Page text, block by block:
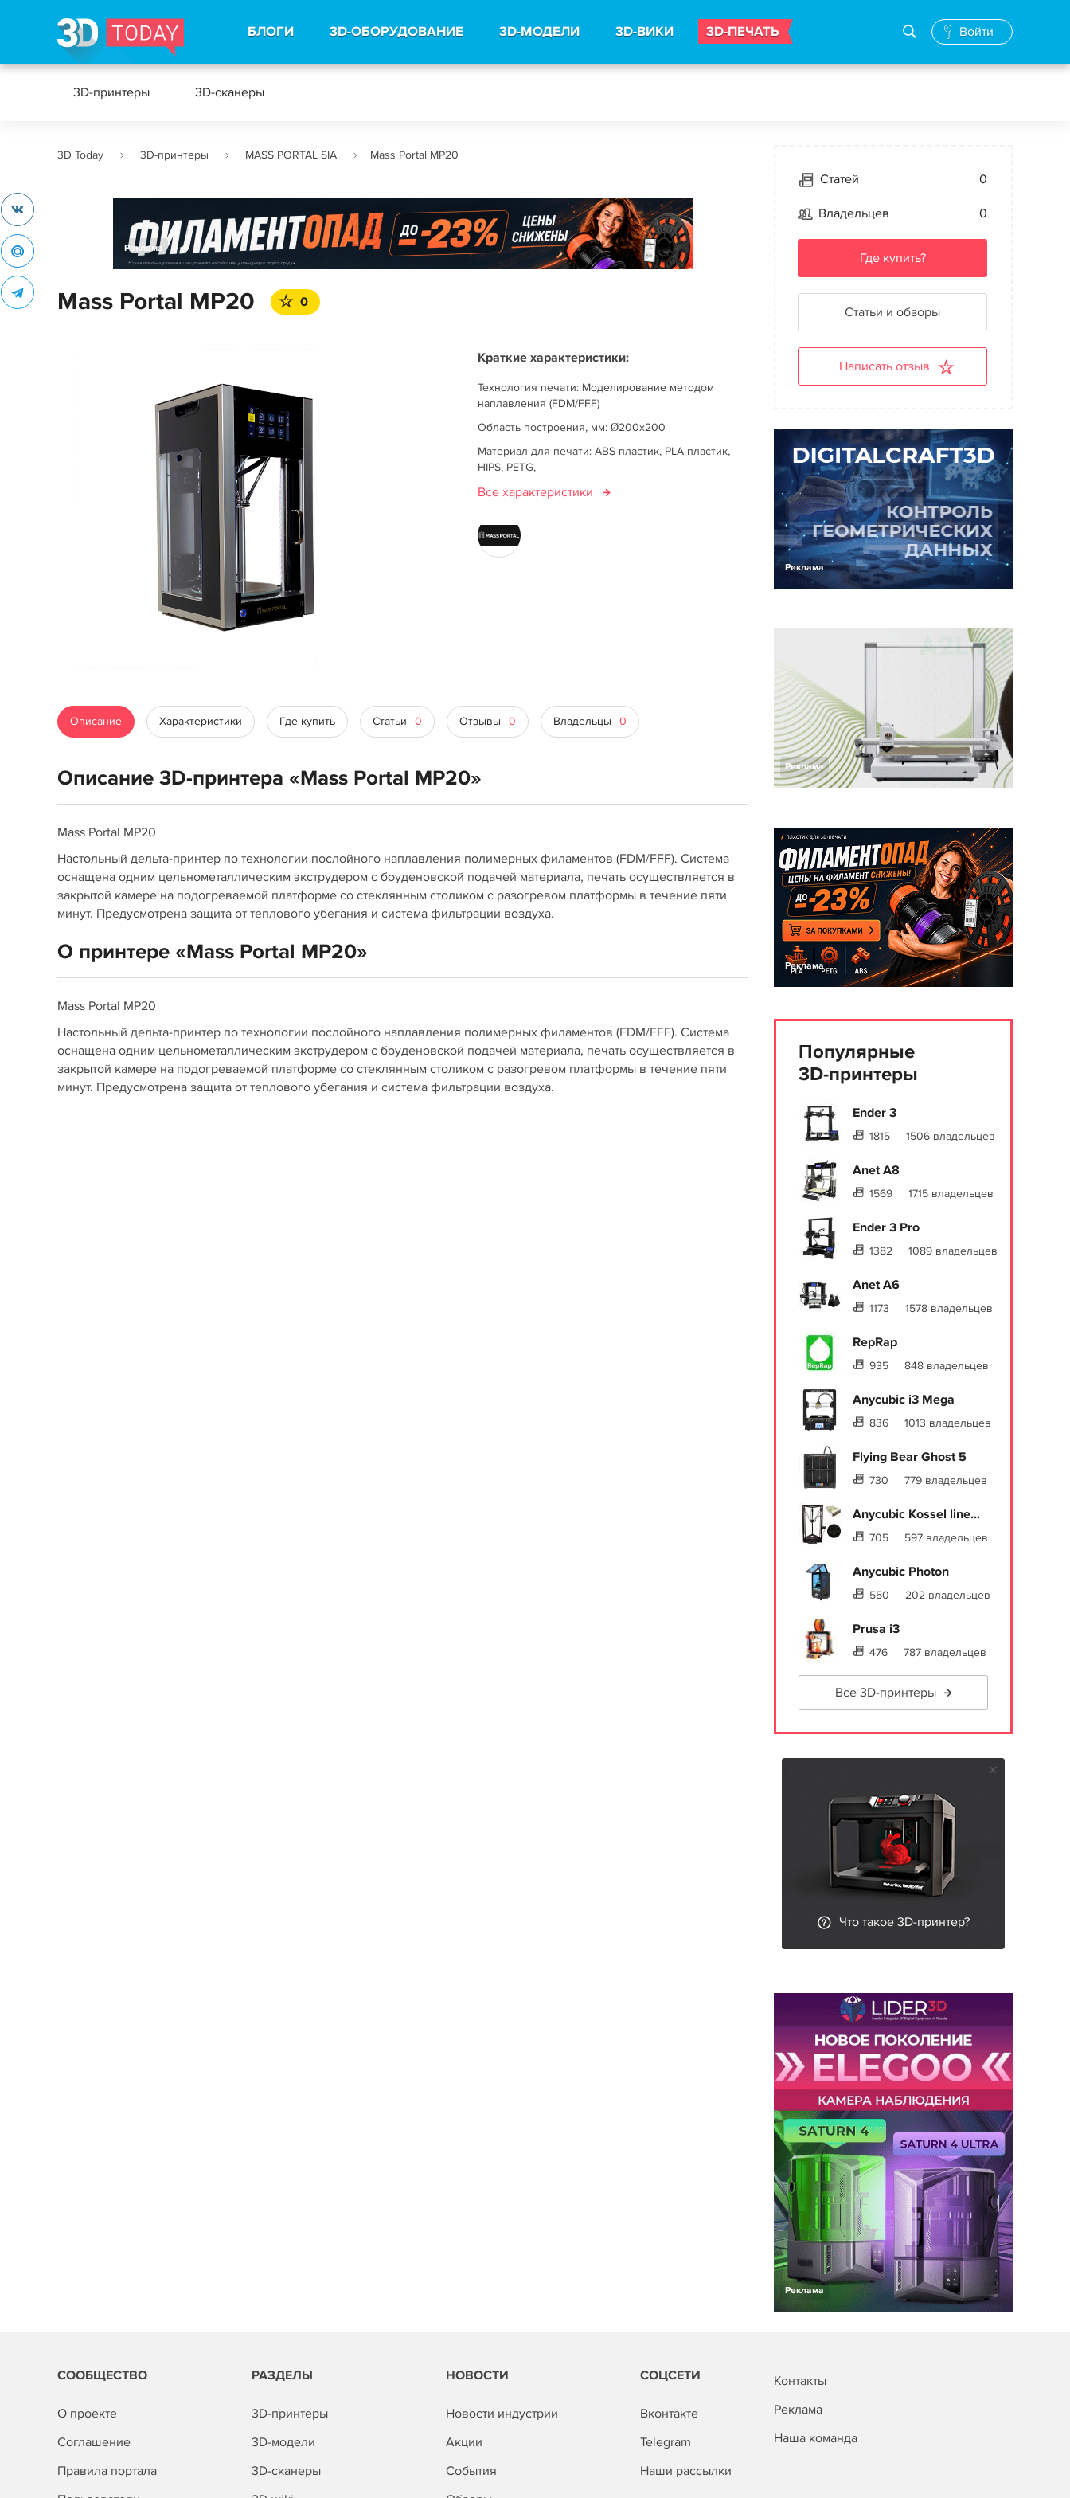
БЛОГИ 3D-ОБОРУДОВАНИЕ 3D-МОДЕЛИ 3D-ВИКИ 3D-ПЕЧАТЬ Войти
3D-принтеры 3D-сканеры
3D Today 3D-принтеры MASS PORTAL SIA Mass Portal MP20
Реклама
Mass Portal MP20 0
Краткие характеристики:
Технология печати: Моделирование методом
наплавления (FDM/FFF)
Область построения, мм: Ø200х200
Материал для печати: ABS-пластик, PLA-пластик,
HIPS, PETG,
Все характеристики
Описание Характеристики Где купить Статьи 0 Отзывы 0 Владельцы 0
Описание 3D-принтера «Mass Portal MP20»
Mass Portal MP20
Настольный дельта-принтер по технологии послойного наплавления полимерных филаментов (FDM/FFF). Система
оснащена одним цельнометаллическим экструдером с боуденовской подачей материала, печать осуществляется в
закрытой камере на подогреваемой платформе со стеклянным столиком с разогревом платформы в течение пяти
минут. Предусмотрена защита от теплового убегания и система фильтрации воздуха.
О принтере «Mass Portal MP20»
Mass Portal MP20
Настольный дельта-принтер по технологии послойного наплавления полимерных филаментов (FDM/FFF). Система
оснащена одним цельнометаллическим экструдером с боуденовской подачей материала, печать осуществляется в
закрытой камере на подогреваемой платформе со стеклянным столиком с разогревом платформы в течение пяти
минут. Предусмотрена защита от теплового убегания и система фильтрации воздуха.
Статей 0
Владельцев 0
Где купить?
Статьи и обзоры
Написать отзыв
Реклама
Реклама
Реклама
Популярные
3D-принтеры
Ender 3
1815 1506 владельцев
Anet A8
1569 1715 владельцев
Ender 3 Pro
1382 1089 владельцев
Anet A6
1173 1578 владельцев
RepRap
935 848 владельцев
Anycubic i3 Mega
836 1013 владельцев
Flying Bear Ghost 5
730 779 владельцев
Anycubic Kossel line...
705 597 владельцев
Anycubic Photon
550 202 владельцев
Prusa i3
476 787 владельцев
Все 3D-принтеры
Что такое 3D-принтер?
Реклама
СООБЩЕСТВО
О проекте
Соглашение
Правила портала
РАЗДЕЛЫ
3D-принтеры
3D-модели
3D-сканеры
НОВОСТИ
Новости индустрии
Акции
События
СОЦСЕТИ
Вконтакте
Telegram
Наши рассылки
Контакты
Реклама
Наша команда